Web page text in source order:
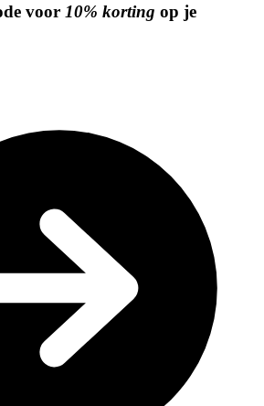
voor 10% korting op je